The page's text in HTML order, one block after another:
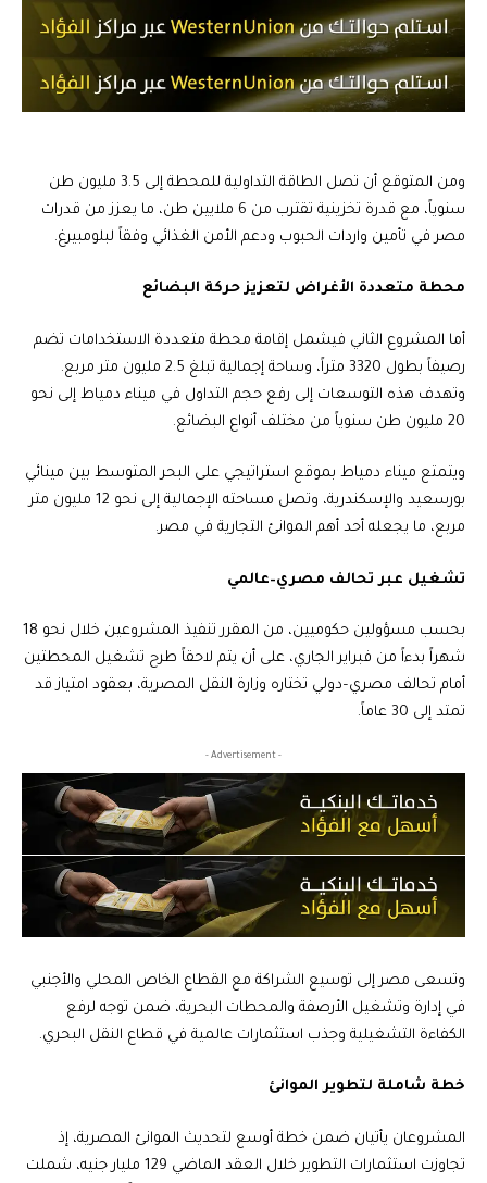
ومن المتوقع أن تصل الطاقة التداولية للمحطة إلى 3.5 مليون طن
سنوياً، مع قدرة تخزينية تقترب من 6 ملايين طن، ما يعزز من قدرات
مصر في تأمين واردات الحبوب ودعم الأمن الغذائي وفقاً لبلومبيرغ.
محطة متعددة الأغراض لتعزيز حركة البضائع
أما المشروع الثاني فيشمل إقامة محطة متعددة الاستخدامات تضم
رصيفاً بطول 3320 متراً، وساحة إجمالية تبلغ 2.5 مليون متر مربع.
وتهدف هذه التوسعات إلى رفع حجم التداول في ميناء دمياط إلى نحو
20 مليون طن سنوياً من مختلف أنواع البضائع.
ويتمتع ميناء دمياط بموقع استراتيجي على البحر المتوسط بين مينائي
بورسعيد والإسكندرية، وتصل مساحته الإجمالية إلى نحو 12 مليون متر
مربع، ما يجعله أحد أهم الموانئ التجارية في مصر.
تشغيل عبر تحالف مصري–عالمي
بحسب مسؤولين حكوميين، من المقرر تنفيذ المشروعين خلال نحو 18
شهراً بدءاً من فبراير الجاري، على أن يتم لاحقاً طرح تشغيل المحطتين
أمام تحالف مصري–دولي تختاره وزارة النقل المصرية، بعقود امتياز قد
تمتد إلى 30 عاماً.
- Advertisement -
وتسعى مصر إلى توسيع الشراكة مع القطاع الخاص المحلي والأجنبي
في إدارة وتشغيل الأرصفة والمحطات البحرية، ضمن توجه لرفع
الكفاءة التشغيلية وجذب استثمارات عالمية في قطاع النقل البحري.
خطة شاملة لتطوير الموانئ
المشروعان يأتيان ضمن خطة أوسع لتحديث الموانئ المصرية، إذ
تجاوزت استثمارات التطوير خلال العقد الماضي 129 مليار جنيه، شملت